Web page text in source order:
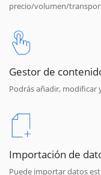
precio/volumen/
Gestor de
Podrás añadir, modificar
Importación de
Puede importar datos